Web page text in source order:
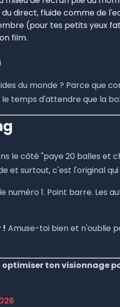
direct, fluide comme de
(pour tes petits yeux
film.
du monde ? Parce que
le temps d'attendre que la
le côté "paye 20 balles et
et surtout, c'est l'original
1. Point barre. Les
! Amuse-toi bien et n'oublie
ton visionnage